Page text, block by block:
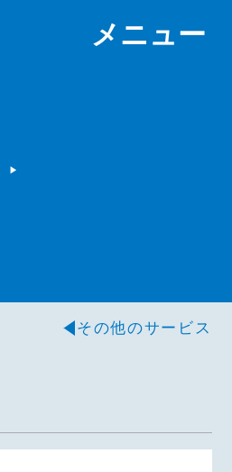
メニュー
その他のサービス